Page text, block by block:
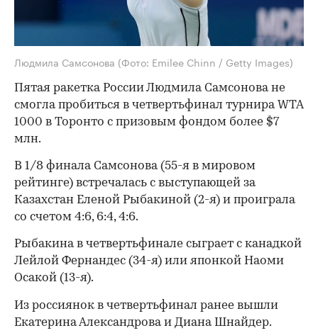
Людмила Самсонова (Фото: Emilee Chinn / Getty Images)
Пятая ракетка России Людмила Самсонова не
смогла пробиться в четвертьфинал турнира WTA
1000 в Торонто с призовым фондом более $7
млн.
В 1/8 финала Самсонова (55-я в мировом
рейтинге) встречалась с выступающей за
Казахстан Еленой Рыбакиной (2-я) и проиграла
со счетом 4:6, 6:4, 4:6.
Рыбакина в четвертьфинале сыграет с канадкой
Лейлой Фернандес (34-я) или японкой Наоми
Осакой (13-я).
Из россиянок в четвертьфинал ранее вышли
Екатерина Александрова и Диана Шнайдер.